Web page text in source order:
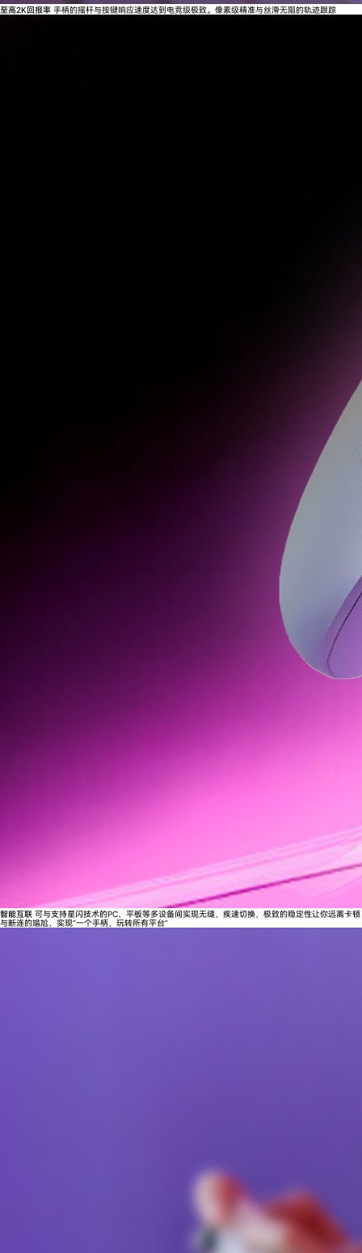
至高2K回报率 手柄的摇杆与按键响应速度达到电竞级极致。像素级精准与丝滑无阻的轨迹跟踪
智能互联 可与支持星闪技术的PC、平板等多设备间实现无缝、疾速切换，极致的稳定性让你远离卡顿
与断连的尴尬，实现“一个手柄，玩转所有平台”